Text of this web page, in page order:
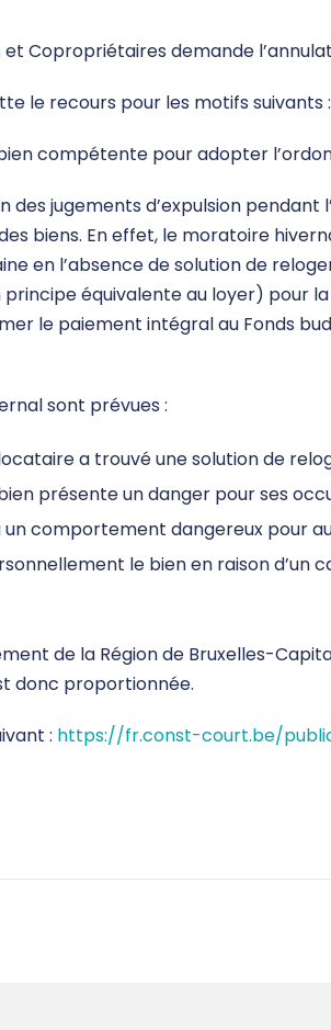
Copropriétaires demande
le recours pour les motifs suivants :
compétente pour adopter
des jugements d’expulsion pendant
biens. En effet, le moratoire
en l’absence de solution de
principe équivalente au loyer) pour
le paiement intégral au Fonds
sont prévues :
a trouvé une solution de
présente un danger pour ses
comportement dangereux pour
le bien en raison d’un
de la Région de Bruxelles-
donc proportionnée.
: https://fr.const-court.be/